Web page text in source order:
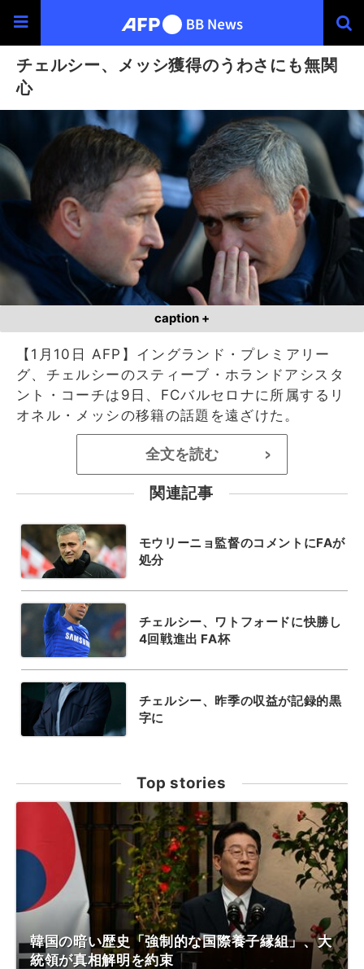
チェルシー、メッシ獲得のうわさにも無関
心
caption +
【1月10日 AFP】イングランド・プレミアリー
グ、チェルシーのスティーブ・ホランドアシスタ
ント・コーチは9日、FCバルセロナに所属するリ
オネル・メッシの移籍の話題を遠ざけた。
全文を読む >
関連記事
モウリーニョ監督のコメントにFAが
処分
チェルシー、ワトフォードに快勝し
4回戦進出 FA杯
チェルシー、昨季の収益が記録的黒
字に
Top stories
韓国の暗い歴史「強制的な国際養子縁組」、大
統領が真相解明を約束